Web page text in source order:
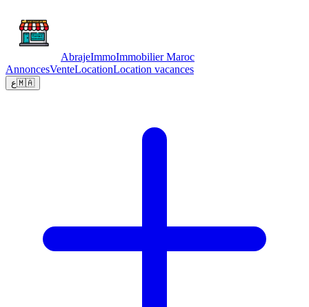
AbrajeImmoImmobilier Maroc
AnnoncesVenteLocationLocation vacances
ع🇲🇦